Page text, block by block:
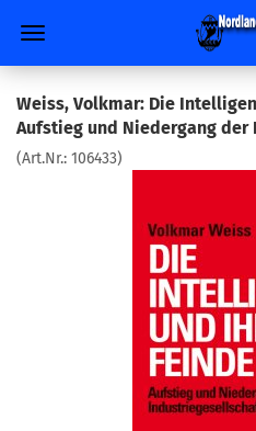
Weiss, Volkmar: Die
Aufstieg und Niedergang
(Art.Nr.: 106433)